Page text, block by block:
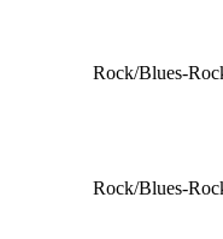
Rock/Blues-
Rock/Blues-